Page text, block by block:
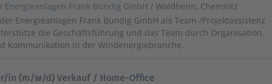
Energieanlagen Frank Bündig GmbH / Waldheim, Chemnitz
Energieanlagen Frank Bündig GmbH als Team-/Projektassistenz
die Geschäftsführung und das Team durch Organisation,
Kommunikation in der Windenergiebranche.
in (m/w/d) Verkauf / Home-Office